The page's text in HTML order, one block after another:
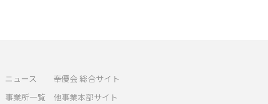
ニュース
事業所一覧
奉優会 総合サイト
他事業本部サイト